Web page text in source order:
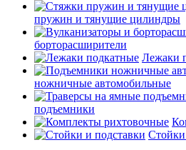
пружин и тянущие цилиндры
борторасширители
Лежаки
ножничные автомобильные
подъемники
Стойки